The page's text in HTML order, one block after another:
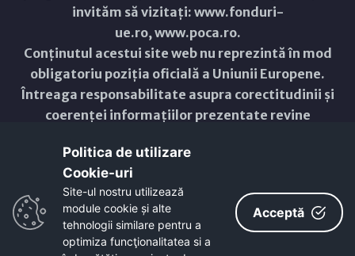
invităm să vizitați: www.fonduri-
ue.ro,www.poca.ro.
Conținutul acestui site web nu reprezintă în mod
obligatoriu poziția oficială a Uniunii Europene.
Întreaga responsabilitate asupra corectitudinii și
coerenței informațiilor prezentate revine
Copyright © 2021 - 2026 -
ResponsiveVoice
Non-Commercial License
Politica de utilizare
Cookie-uri‎
Site-ul nostru utilizează
module cookie și alte
tehnologii similare pentru a
optimiza funcţionalitatea si a
Acceptă